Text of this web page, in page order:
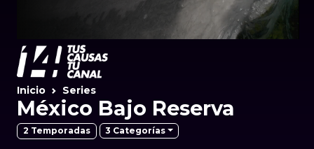
Inicio Series
México Bajo Reserva
2 Temporadas 3 Categorías